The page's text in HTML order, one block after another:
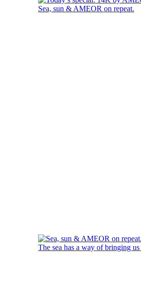
Sea, sun & AMEOR on repeat.
The sea has a way of bringing